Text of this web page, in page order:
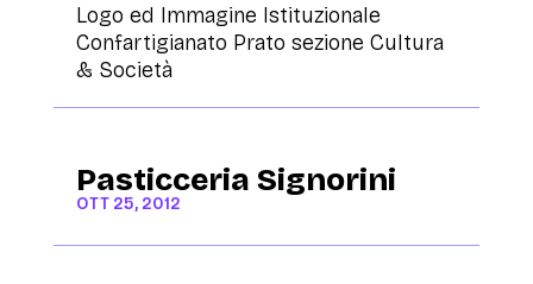
Logo ed Immagine Istituzionale
Confartigianato Prato sezione Cultura
& Società
Pasticceria Signorini
OTT 25, 2012